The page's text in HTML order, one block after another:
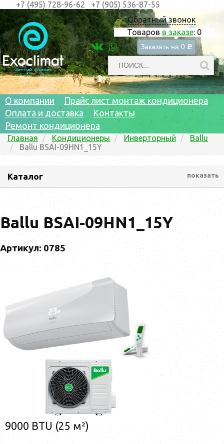
Обратный звонок
Товаров в заказе: 0
Заказать на 0 c
+7 (495) 728-96-62 +7 (905) 536-87-55
О компании
Прайс лист монтаж кондиционера
Оплата и доставка
Контакты
Ремонт кондиционера
Главная Кондиционеры Инверторный
Ballu
Ballu BSAI-09HN1_15Y
Каталог показать
Ballu BSAI-09HN1_15Y
Артикул: 0785
9000 BTU (25 м²)